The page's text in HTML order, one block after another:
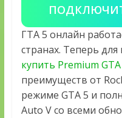
ГТА 5 онлайн
странах. Теперь
купить Premium
преимуществ от
режиме GTA 5 и
Auto V со всеми